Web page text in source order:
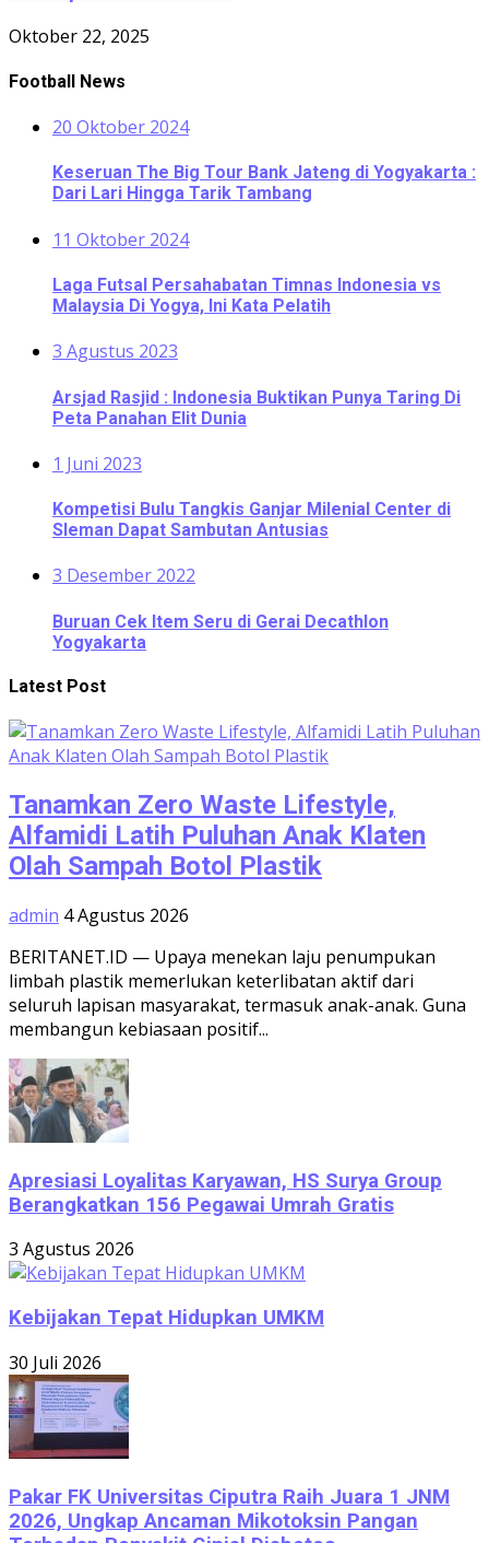
Oktober 22, 2025
Football News
20 Oktober 2024
Keseruan The Big Tour Bank Jateng di Yogyakarta :
Dari Lari Hingga Tarik Tambang
11 Oktober 2024
Laga Futsal Persahabatan Timnas Indonesia vs
Malaysia Di Yogya, Ini Kata Pelatih
3 Agustus 2023
Arsjad Rasjid : Indonesia Buktikan Punya Taring Di
Peta Panahan Elit Dunia
1 Juni 2023
Kompetisi Bulu Tangkis Ganjar Milenial Center di
Sleman Dapat Sambutan Antusias
3 Desember 2022
Buruan Cek Item Seru di Gerai Decathlon
Yogyakarta
Latest Post
Tanamkan Zero Waste Lifestyle,
Alfamidi Latih Puluhan Anak Klaten
Olah Sampah Botol Plastik
admin 4 Agustus 2026
BERITANET.ID — Upaya menekan laju penumpukan
limbah plastik memerlukan keterlibatan aktif dari
seluruh lapisan masyarakat, termasuk anak-anak. Guna
membangun kebiasaan positif...
Apresiasi Loyalitas Karyawan, HS Surya Group
Berangkatkan 156 Pegawai Umrah Gratis
3 Agustus 2026
Kebijakan Tepat Hidupkan UMKM
30 Juli 2026
Pakar FK Universitas Ciputra Raih Juara 1 JNM
2026, Ungkap Ancaman Mikotoksin Pangan